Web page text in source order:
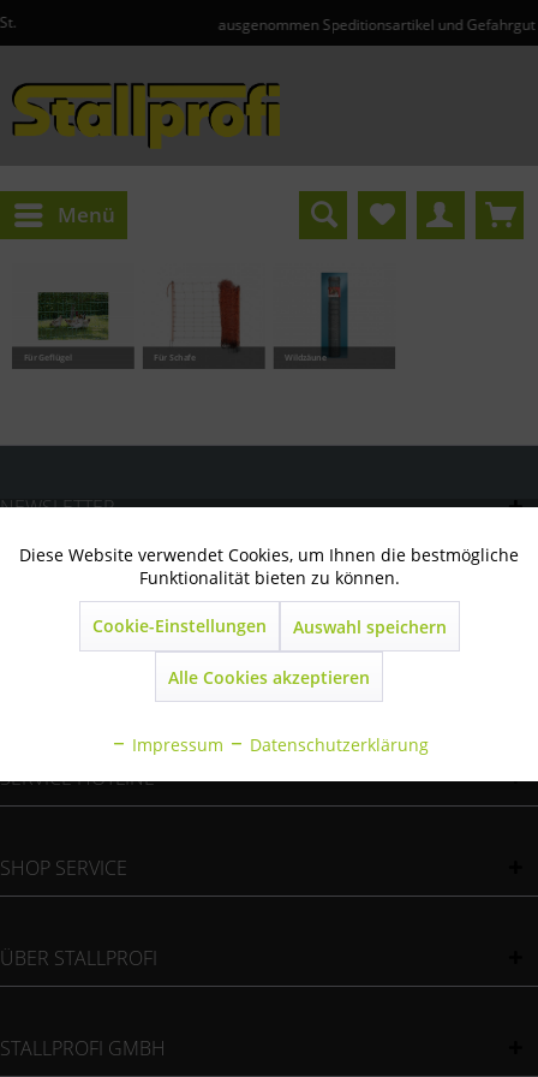
ausgenommen Speditionsartikel und Gefahrgut
Menü
Für Geflügel Für Schafe Wildzäune
NEWSLETTER
WIR VERSENDEN MIT
ZAHLUNGSMÖGLICHKEITEN
SERVICE HOTLINE
SHOP SERVICE
ÜBER STALLPROFI
STALLPROFI GMBH
Technisch notwendig Aktiv
Marketing Inaktiv
Inaktiv
Sonstige
Diese Website verwendet Cookies, um Ihnen die bestmögliche
Funktionalität bieten zu können.
Cookie-Einstellungen Auswahl speichern
Alle Cookies akzeptieren
Impressum Datenschutzerklärung